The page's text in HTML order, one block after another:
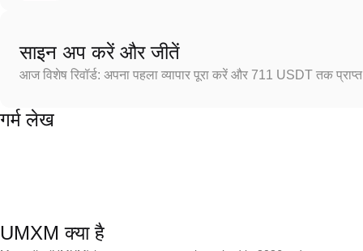
साइन अप करें और जीतें
आज विशेष रिवॉर्ड: अपना पहला व्यापार पूरा करें और 711 USDT तक
गर्म लेख
UMXM क्या है